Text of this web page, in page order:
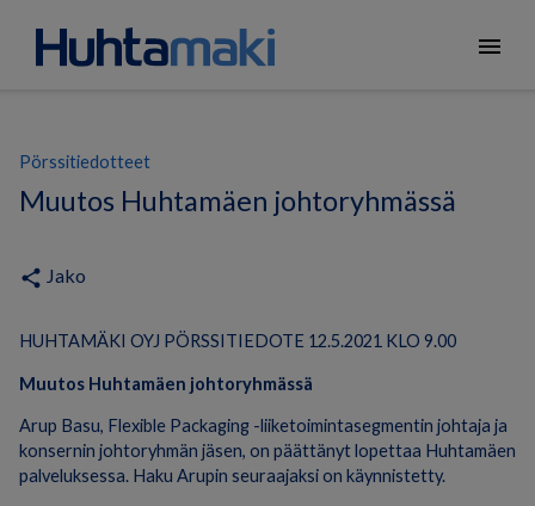
menu
Pörssitiedotteet
Muutos Huhtamäen johtoryhmässä
share Jako
HUHTAMÄKI OYJ PÖRSSITIEDOTE 12.5.2021 KLO 9.00
Muutos Huhtamäen johtoryhmässä
Arup Basu, Flexible Packaging -liiketoimintasegmentin johtaja ja
konsernin johtoryhmän jäsen, on päättänyt lopettaa Huhtamäen
palveluksessa. Haku Arupin seuraajaksi on käynnistetty.